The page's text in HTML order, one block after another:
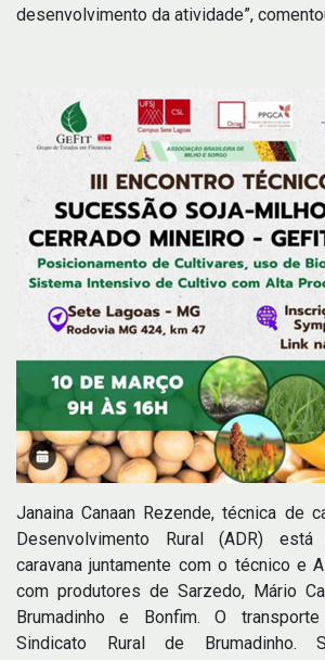
desenvolvimento da atividade”,
Janaina Canaan Rezende, técnica de
Desenvolvimento Rural (ADR) está
caravana juntamente com o técnico e
com produtores de Sarzedo, Mário
Brumadinho e Bonfim. O
Sindicato Rural de Brumadinho.